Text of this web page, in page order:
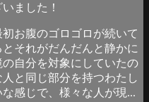
ました！
お腹のゴロゴロが続いて
とそれがだんだんと静かに
自分を対象にしていたの
と同じ部分を持つわたし
感じで、様々な人が現...